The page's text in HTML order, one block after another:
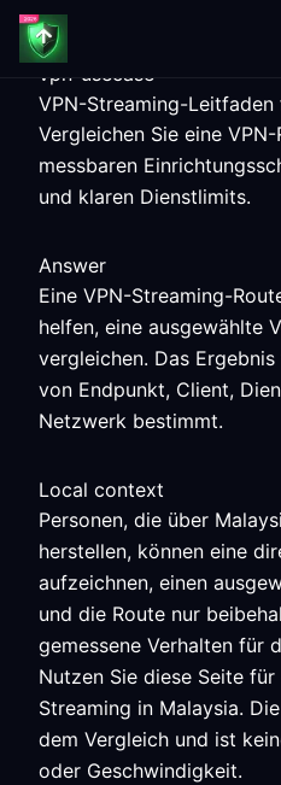
vpn-usecase
VPN-Streaming-Leitfaden
Vergleichen Sie eine
messbaren
und klaren Dienstlimits.
Answer
Eine VPN-Streaming-
helfen, eine ausgewählte
vergleichen. Das
von Endpunkt, Client,
Netzwerk bestimmt.
Local context
Personen, die über
herstellen, können eine
aufzeichnen, einen
und die Route nur
gemessene Verhalten für
Nutzen Sie diese Seite
Streaming in Malaysia.
dem Vergleich und ist
oder Geschwindigkeit.